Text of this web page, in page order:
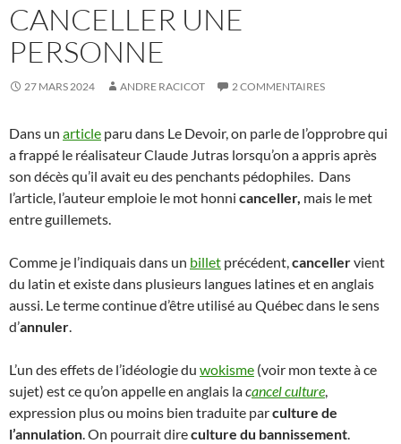
CANCELLER UNE
PERSONNE
27 MARS 2024 ANDRE RACICOT 2 COMMENTAIRES
Dans un article paru dans Le Devoir, on parle de l’opprobre qui
a frappé le réalisateur Claude Jutras lorsqu’on a appris après
son décès qu’il avait eu des penchants pédophiles. Dans
l’article, l’auteur emploie le mot honni canceller, mais le met
entre guillemets.
Comme je l’indiquais dans un billet précédent,cancellervient
du latin et existe dans plusieurs langues latines et en anglais
aussi. Le terme continue d’être utilisé au Québec dans le sens
d’annuler.
L’un des effets de l’idéologie du wokisme (voir mon texte à ce
sujet) est ce qu’on appelle en anglais lacancel culture,
expression plus ou moins bien traduite parculture de
l’annulation. On pourrait direculture du bannissement.